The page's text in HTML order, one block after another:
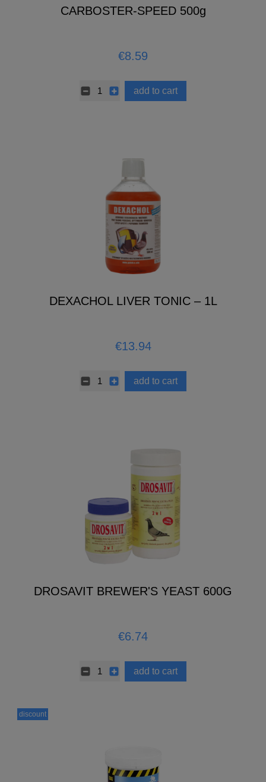
CARBOSTER-SPEED 500g
€8.59
add to cart
DEXACHOL LIVER TONIC – 1L
€13.94
add to cart
DROSAVIT BREWER'S YEAST 600G
€6.74
add to cart
discount